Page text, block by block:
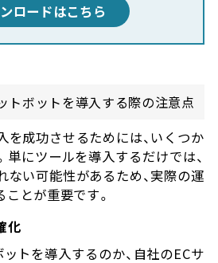
ロードはこちら
トボットを導入する際の注意点
を成功させるためには、いくつか
単にツールを導入するだけでは、
ない可能性があるため、実際の運
とが重要です。
化
ットを導入するのか、自社のECサ